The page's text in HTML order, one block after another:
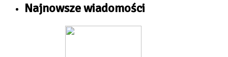
Najnowsze wiadomości